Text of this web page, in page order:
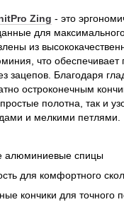
Zing - это
для
из
что обеспечивает
зацепов. Благодаря
остроконечным
полотна, так и
и мелкими петлями.
алюминиевые спицы
для комфортного
кончики для точного